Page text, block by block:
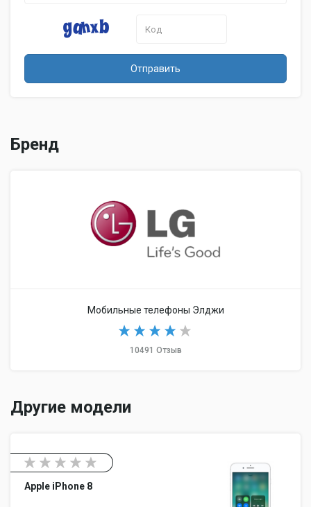
Отправить
Бренд
Мобильные телефоны Элджи
10491 Отзыв
Другие модели
Apple iPhone 8